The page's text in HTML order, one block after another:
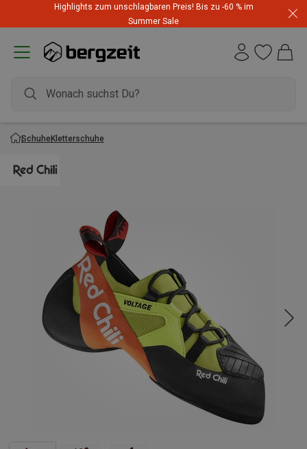
Highlights zum unschlagbaren Preis! Bis zu -60 % im
Summer Sale
SchuheKletterschuhe